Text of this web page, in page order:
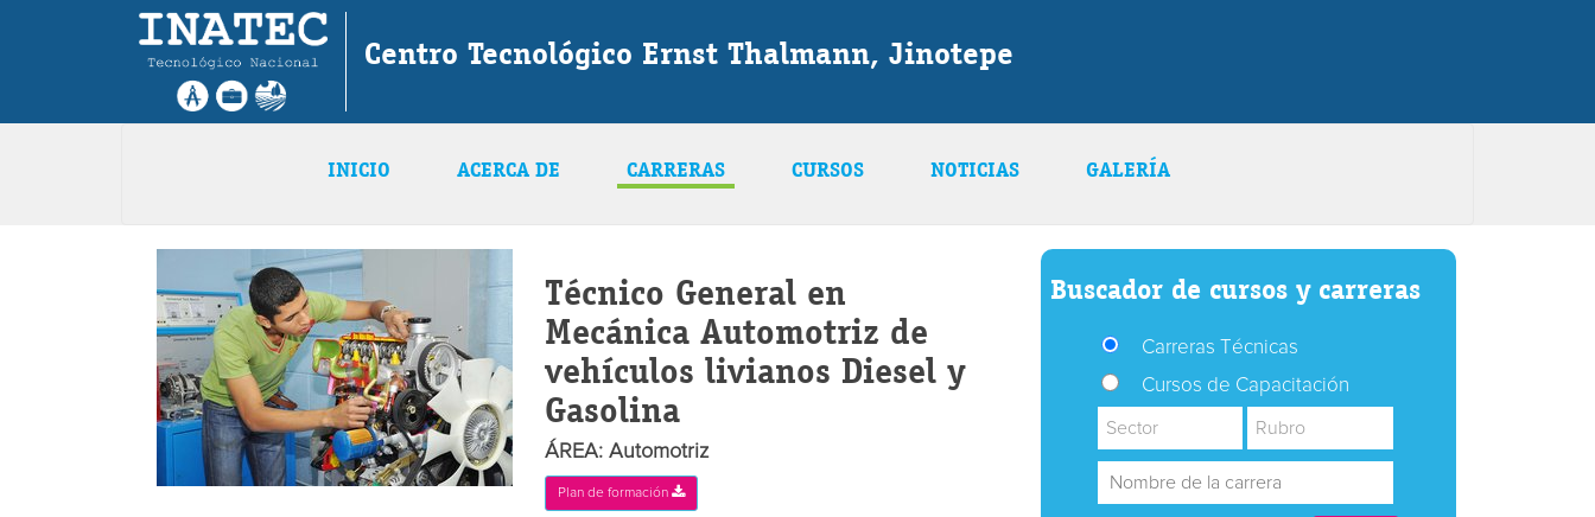
Centro Tecnológico Ernst Thalmann, Jinotepe
INICIO ACERCA DE CARRERAS CURSOS NOTICIAS GALERÍA
Técnico General en
Mecánica Automotriz de
vehículos livianos Diesel y
Gasolina
ÁREA: Automotriz
Plan de formación
Buscador de cursos y carreras
Carreras Técnicas
Cursos de Capacitación